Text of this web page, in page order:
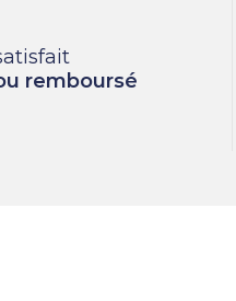
remboursé